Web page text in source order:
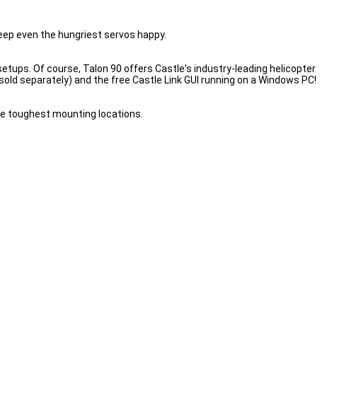
even the hungriest servos happy.
Of course, Talon 90 offers Castle's industry-leading helicopter
separately) and the free Castle Link GUI running on a Windows PC!
toughest mounting locations.